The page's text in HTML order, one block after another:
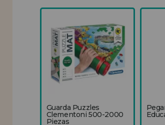
Guarda Puzzles
Clementoni 500-2000
Piezas